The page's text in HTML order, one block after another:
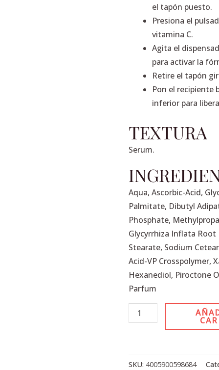
el tapón puesto.
Presiona el
vitamina C.
Agita el
para activar la
Retire el tapón
Pon el recipiente
inferior para
TEXTURA
Serum.
Aqua, Ascorbic-Acid,
Palmitate, Dibutyl
Phosphate,
Glycyrrhiza Inflata Root
Stearate, Sodium
Acid-VP Crosspolymer,
Hexanediol, Piroctone
Parfum
SKU: 4005900598684